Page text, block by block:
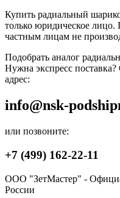
Купить радиальный
только юридическое
частным лицам не
Подобрать аналог
Нужна экспресс
адрес:
info@nsk-
или позвоните:
+7 (499) 162-22-11
ООО "ЗетМастер" -
России